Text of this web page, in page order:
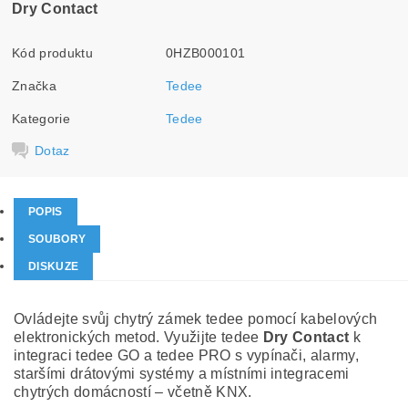
Dry Contact
Kód produktu 0HZB000101
Značka Tedee
Kategorie Tedee
Dotaz
POPIS
SOUBORY
DISKUZE
Ovládejte svůj chytrý zámek tedee pomocí kabelových
elektronických metod. Využijte tedee Dry Contact k
integraci tedee GO a tedee PRO s vypínači, alarmy,
staršími drátovými systémy a místními integracemi
chytrých domácností – včetně KNX.